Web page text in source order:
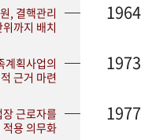
, 결핵관리
까지 배치
1964
획사업의
근거 마련
1973
근로자를
용 의무화
1977